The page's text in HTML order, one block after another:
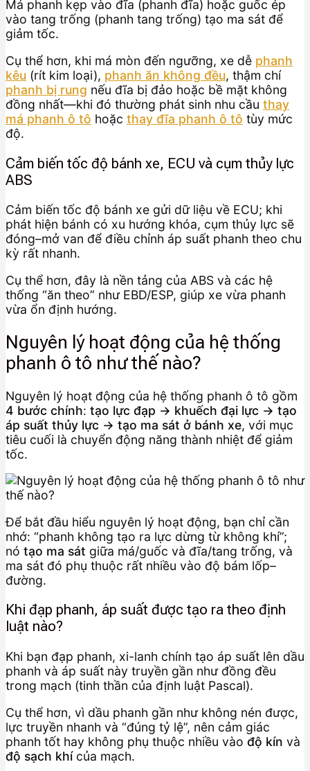
Má phanh kẹp vào đĩa (phanh đĩa) hoặc guốc ép
vào tang trống (phanh tang trống) tạo ma sát để
giảm tốc.
Cụ thể hơn, khi má mòn đến ngưỡng, xe dễ phanh
kêu (rít kim loại), phanh ăn không đều, thậm chí
phanh bị rung nếu đĩa bị đảo hoặc bề mặt không
đồng nhất—khi đó thường phát sinh nhu cầu thay
má phanh ô tô hoặc thay đĩa phanh ô tô tùy mức
độ.
Cảm biến tốc độ bánh xe, ECU và cụm thủy lực
ABS
Cảm biến tốc độ bánh xe gửi dữ liệu về ECU; khi
phát hiện bánh có xu hướng khóa, cụm thủy lực sẽ
đóng–mở van để điều chỉnh áp suất phanh theo chu
kỳ rất nhanh.
Cụ thể hơn, đây là nền tảng của ABS và các hệ
thống “ăn theo” như EBD/ESP, giúp xe vừa phanh
vừa ổn định hướng.
Nguyên lý hoạt động của hệ thống
phanh ô tô như thế nào?
Nguyên lý hoạt động của hệ thống phanh ô tô gồm
4 bước chính: tạo lực đạp → khuếch đại lực → tạo
áp suất thủy lực → tạo ma sát ở bánh xe, với mục
tiêu cuối là chuyển động năng thành nhiệt để giảm
tốc.
Để bắt đầu hiểu nguyên lý hoạt động, bạn chỉ cần
nhớ: “phanh không tạo ra lực dừng từ không khí”;
nó tạo ma sát giữa má/guốc và đĩa/tang trống, và
ma sát đó phụ thuộc rất nhiều vào độ bám lốp–
đường.
Khi đạp phanh, áp suất được tạo ra theo định
luật nào?
Khi bạn đạp phanh, xi-lanh chính tạo áp suất lên dầu
phanh và áp suất này truyền gần như đồng đều
trong mạch (tinh thần của định luật Pascal).
Cụ thể hơn, vì dầu phanh gần như không nén được,
lực truyền nhanh và “đúng tỷ lệ”, nên cảm giác
phanh tốt hay không phụ thuộc nhiều vào độ kín và
độ sạch khícủa mạch.